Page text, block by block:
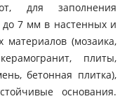
для заполнения
7 мм в настенных и
(мозаика,
плиты,
бетонная плитка),
основания.